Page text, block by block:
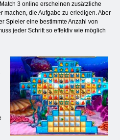
3 online erscheinen zusätzliche
machen, die Aufgabe zu erledigen. Aber
Spieler eine bestimmte Anzahl von
jeder Schritt so effektiv wie möglich